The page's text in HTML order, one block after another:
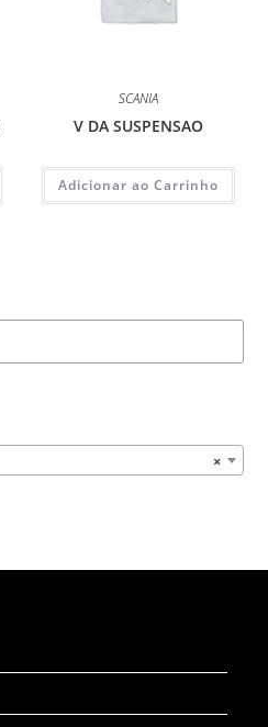
SCANIA
V DA SUSPENSAO
Adicionar ao Carrinho
×